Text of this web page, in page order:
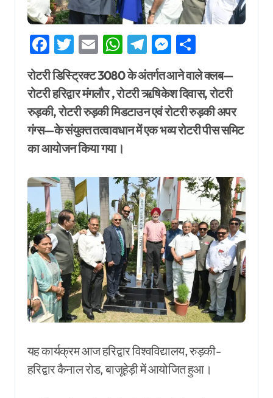
Facebook
Twitter
EmailWhatsApp
Telegram
Messenger
रोटरी डिस्ट्रिक्ट 3080 के अंतर्गत आने वाले क्लब—
रोटरी हरिद्वार मंगलौर , रोटरी ऋषिकेश दिवास, रोटरी
रुड़की, रोटरी रुड़की मिडटाउन एवं रोटरी रुड़की अपर
गंग्स—के संयुक्त तत्वावधान में एक भव्य रोटरी पीस समिट
का आयोजन किया गया।
यह कार्यक्रम आज हरिद्वार विश्वविद्यालय, रुड़की-
हरिद्वार कैनाल रोड, बाजूहेड़ी में आयोजित हुआ।